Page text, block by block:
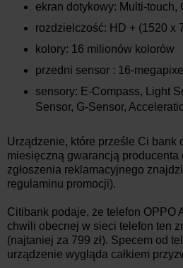
ekran dotykowy: Multi-touch,
rozdzielczość: HD + (1520 x
kolory: 16 milionów kolorów
przedni sensor : 16-
sensory: E-Compass, Light
Sensor, G-Sensor,
Urządzenie, które prześle Ci bank
miesięczną gwarancją producenta
zgłoszenia reklamacyjnego
regulaminu promocji).
Citibank podaje, że telefon OPPO
chwili obecnej w sieci telefon ten
(najtaniej za 799 zł). Specem od
urządzenie wygląda całkiem